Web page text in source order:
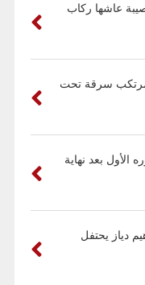
عاشها ركاب
مرتكب سرقة تحت
الأول بعد نهاية
دياز يحتفل